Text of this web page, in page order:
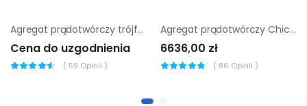
Agregat prądotwórczy trójfazowy Endress ESE 906 DLS ES DI
Cena do uzgodnienia
( 59 Opinii )
Agregat prądotwórczy Chicago Pneumatic CPPG 3i |
6636,00 zł
( 86 Opinii )